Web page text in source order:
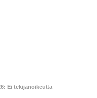
Ei tekijänoikeutta